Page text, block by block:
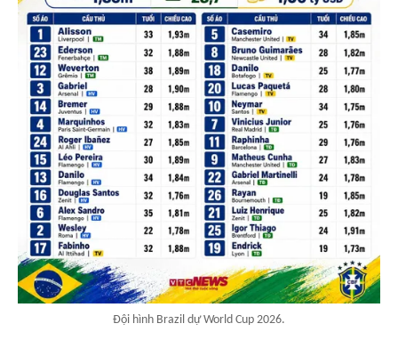
Đội hình Brazil dự World Cup 2026.